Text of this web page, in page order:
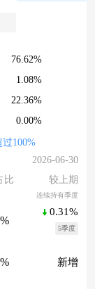
76.62%
1.08%
22.36%
0.00%
100%
2026-06-30
比 较上期
连续持有季度
0.31%
5季度
新增